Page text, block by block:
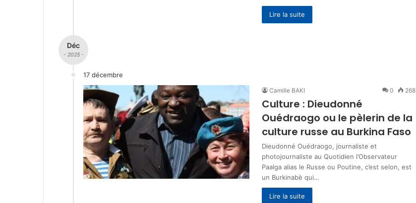
Lire la suite
Déc
- 2025 -
17 décembre
Camille BAKI 0 268
Culture : Dieudonné
Ouédraogo ou le pèlerin de la
culture russe au Burkina Faso
Dieudonné Ouédraogo, journaliste et
photojournaliste au Quotidien l’Observateur
Paalga alias le Russe ou Poutine, c’est selon, est
un Burkinabè qui…
Lire la suite